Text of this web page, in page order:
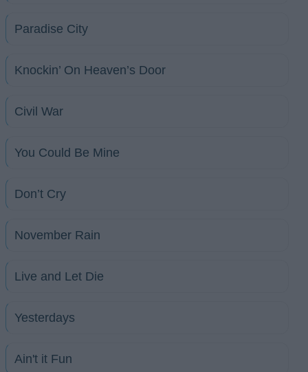
Paradise City
Knockin’ On Heaven’s Door
Civil War
You Could Be Mine
Don’t Cry
November Rain
Live and Let Die
Yesterdays
Ain't it Fun